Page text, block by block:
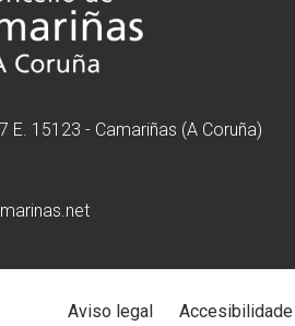
E. 15123 - Camariñas (A Coruña)
Aviso legal Accesibilidade